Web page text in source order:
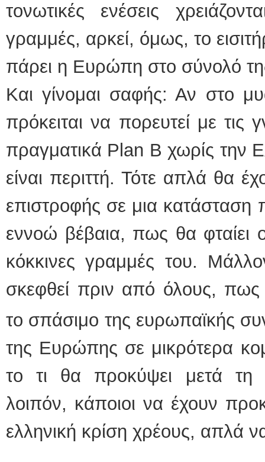
τονωτικές ενέσεις
γραμμές, αρκεί, όμως, το
πάρει η Ευρώπη στο σύνολό
Και γίνομαι σαφής: Αν στο
πρόκειται να πορευτεί με τις
πραγματικά Plan B χωρίς την
είναι περιττή. Τότε απλά θα
επιστροφής σε μια κατάσταση
εννοώ βέβαια, πως θα φταίει
κόκκινες γραμμές του.
σκεφθεί πριν από όλους, πως
το σπάσιμο της ευρωπαϊκής
της Ευρώπης σε μικρότερα
το τι θα προκύψει μετά τη
λοιπόν, κάποιοι να έχουν
ελληνική κρίση χρέους, απλά